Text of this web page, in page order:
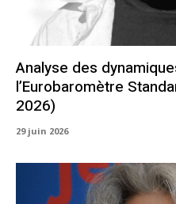
Analyse des
l’Eurobaromètre
2026)
29 juin 2026